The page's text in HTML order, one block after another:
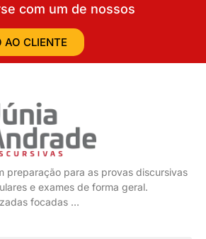
com um de nossos
AO CLIENTE
preparação para as provas discursivas
e exames de forma geral.
focadas …